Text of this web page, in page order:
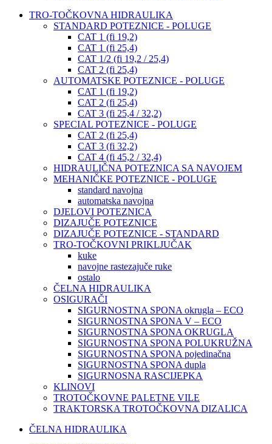
TRO-TOČKOVNA HIDRAULIKA
STANDARD POTEZNICE - POLUGE
CAT 1 (fi 19,2)
CAT 1 (fi 25,4)
CAT 1/2 (fi 19,2 / 25,4)
CAT 2 (fi 25,4)
AUTOMATSKE POTEZNICE - POLUGE
CAT 1 (fi 19,2)
CAT 2 (fi 25,4)
CAT 3 (fi 25,4 / 32,2)
SPECIAL POTEZNICE - POLUGE
CAT 2 (fi 25,4)
CAT 3 (fi 32,2)
CAT 4 (fi 45,2 / 32,4)
HIDRAULIČNA POTEZNICA SA NAVOJEM
MEHANIČKE POTEZNICE - POLUGE
standard navojna
automatska navojna
DJELOVI POTEZNICA
DIZAJUČE POTEZNICE
DIZAJUČE POTEZNICE - STANDARD
TRO-TOČKOVNI PRIKLJUČAK
kuke
navojne rastezajuče ruke
ostalo
ČELNA HIDRAULIKA
OSIGURAČI
SIGURNOSTNA SPONA okrugla – ECO
SIGURNOSTNA SPONA V – ECO
SIGURNOSTNA SPONA OKRUGLA
SIGURNOSTNA SPONA POLUKRUŽNA
SIGURNOSTNA SPONA pojedinačna
SIGURNOSTNA SPONA dupla
SIGURNOSNA RASCIJEPKA
KLINOVI
TROTOČKOVNE PALETNE VILE
TRAKTORSKA TROTOČKOVNA DIZALICA
ČELNA HIDRAULIKA